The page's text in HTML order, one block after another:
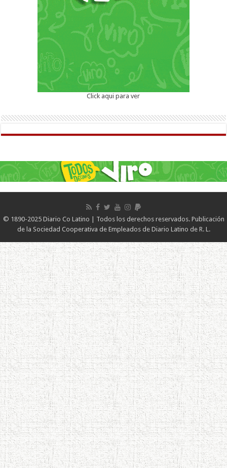
Click aqui para ver
© 1890-2025 Diario Co Latino | Todos los derechos reservados. Publicación
de la Sociedad Cooperativa de Empleados de Diario Latino de R. L.